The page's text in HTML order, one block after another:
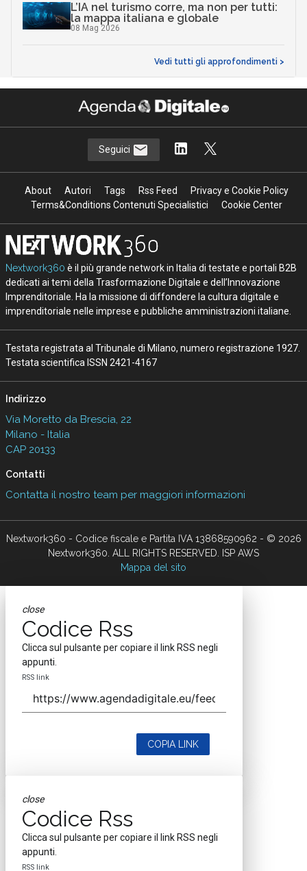
L’IA nel turismo corre, ma non per tutti:
la mappa italiana e globale
08 Mag 2026
Vedi tutti gli approfondimenti >
Seguici
About Autori Tags Rss Feed
Privacy e Cookie Policy
Terms&Conditions Contenuti Specialistici
Cookie Center
Nextwork360 è il più grande network in Italia di testate e portali B2B
dedicati ai temi della Trasformazione Digitale e dell’Innovazione
Imprenditoriale. Ha la missione di diffondere la cultura digitale e
imprenditoriale nelle imprese e pubbliche amministrazioni italiane.
Testata registrata al Tribunale di Milano, numero registrazione 1927.
Testata scientifica ISSN 2421-4167
Indirizzo
Via Moretto da Brescia, 22
Milano - Italia
CAP 20133
Contatti
Contatta il nostro team per maggiori informazioni
Nextwork360 - Codice fiscale e Partita IVA 13868590962 - © 2026
Nextwork360. ALL RIGHTS RESERVED. ISP AWS
Mappa del sito
close
Codice Rss
Clicca sul pulsante per copiare il link RSS negli
appunti.
RSS link
COPIA LINK
close
Codice Rss
Clicca sul pulsante per copiare il link RSS negli
appunti.
RSS link